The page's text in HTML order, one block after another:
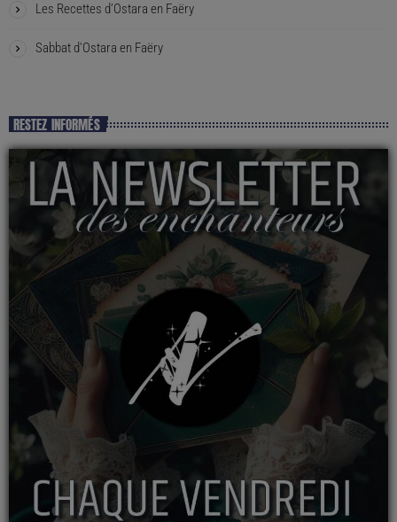
Les Recettes d’Ostara en Faëry
Sabbat d’Ostara en Faëry
RESTEZ INFORMÉS